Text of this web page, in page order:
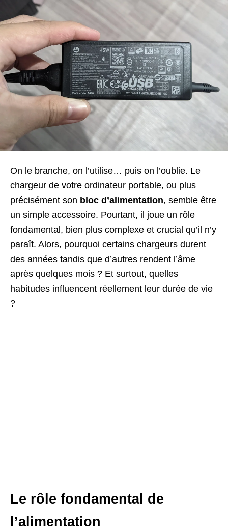
On le branche, on l’utilise… puis on l’oublie. Le
chargeur de votre ordinateur portable, ou plus
précisément son bloc d’alimentation, semble être
un simple accessoire. Pourtant, il joue un rôle
fondamental, bien plus complexe et crucial qu’il n’y
paraît. Alors, pourquoi certains chargeurs durent
des années tandis que d’autres rendent l’âme
après quelques mois ? Et surtout, quelles
habitudes influencent réellement leur durée de vie
?
Le rôle fondamental de
l’alimentation